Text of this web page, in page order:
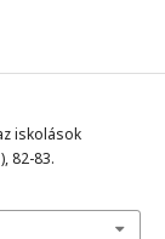
iskolások
82-83.